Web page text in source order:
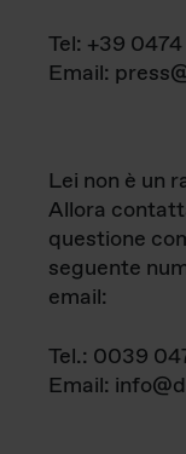
Tel: +39 0474
Email:
Lei non è un
Allora
questione
seguente
email:
Tel.: 0039
Email: